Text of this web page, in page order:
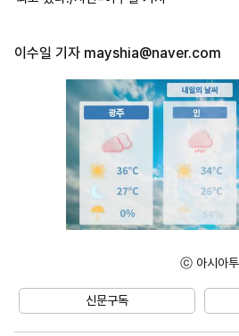
이수일 기자 mayshia@naver.com
ⓒ 아시아투
신문구독